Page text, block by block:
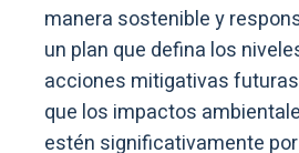
manera sostenible y
un plan que defina los
acciones mitigativas
que los impactos
estén significativamente